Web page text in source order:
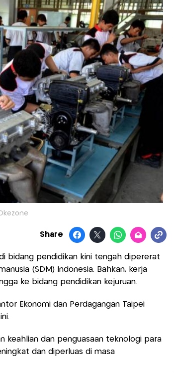
Share
bidang pendidikan kini tengah dipererat
(SDM) Indonesia. Bahkan, kerja
ke bidang pendidikan kejuruan.
Ekonomi dan Perdagangan Taipei
keahlian dan penguasaan teknologi para
dan diperluas di masa